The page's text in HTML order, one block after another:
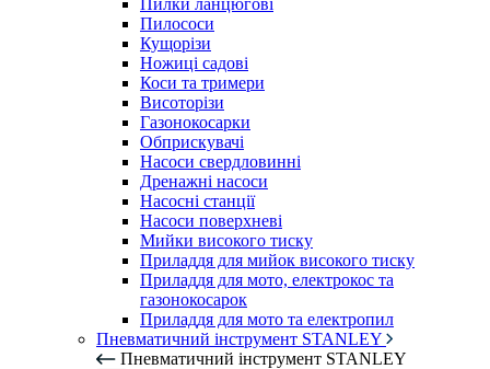
Пилки ланцюгові
Пилососи
Кущорізи
Ножиці садові
Коси та тримери
Висоторізи
Газонокосарки
Обприскувачі
Насоси свердловинні
Дренажні насоси
Насосні станції
Насоси поверхневі
Мийки високого тиску
Приладдя для мийок високого тиску
Приладдя для мото, електрокос та
газонокосарок
Приладдя для мото та електропил
Пневматичний інструмент STANLEY
Пневматичний інструмент STANLEY